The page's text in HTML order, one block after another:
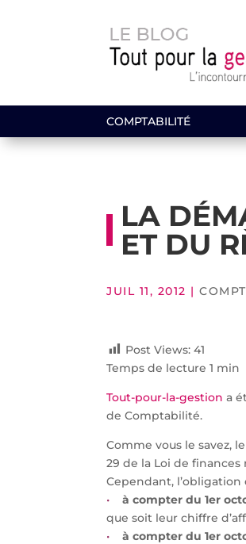
COMPTABILITÉ
LA
ET DU
JUIL 11, 2012 |
Post Views: 41
Temps de lecture 1 min
Tout-pour-la-gestion a
de Comptabilité.
Comme vous le savez,
29 de la Loi de
Cependant,
•
à compter du 1er
que soit leur chiffre
•
à compter du 1er